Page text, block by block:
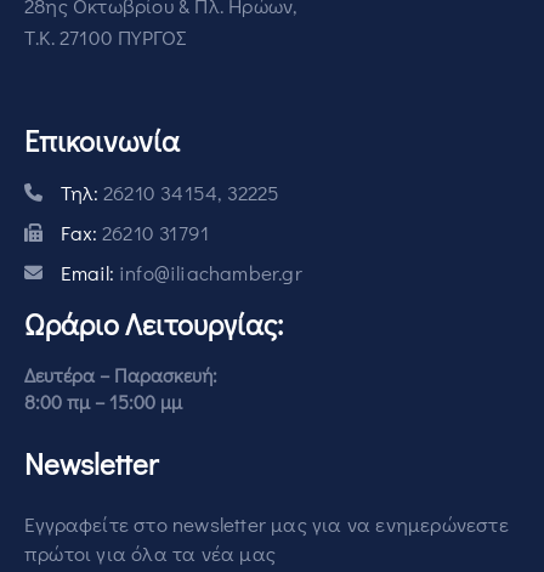
Τ.Κ. 27100 ΠΥΡΓΟΣ
Επικοινωνία
Τηλ: 26210 34154, 32225
Fax: 26210 31791
Email: info@iliachamber.gr
Ωράριο Λειτουργίας:
Δευτέρα – Παρασκευή:
8:00 πμ – 15:00 μμ
Newsletter
Εγγραφείτε στο newsletter μας για να ενημερώνεστε
πρώτοι για όλα τα νέα μας